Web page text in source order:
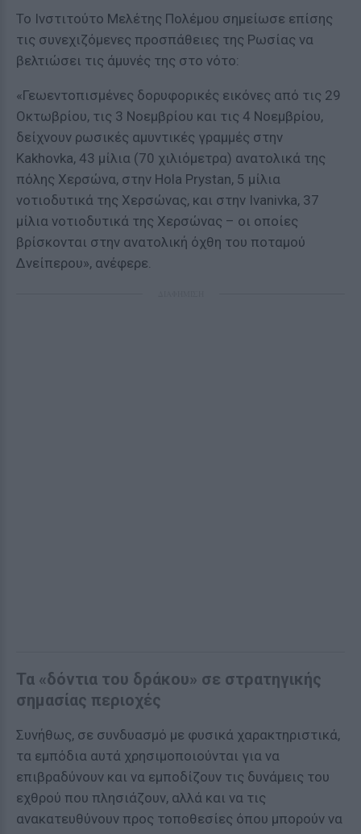
Το Ινστιτούτο Μελέτης Πολέμου σημείωσε επίσης
τις συνεχιζόμενες προσπάθειες της Ρωσίας να
βελτιώσει τις άμυνές της στο νότο:
«Γεωεντοπισμένες δορυφορικές εικόνες από τις 29
Οκτωβρίου, τις 3 Νοεμβρίου και τις 4 Νοεμβρίου,
δείχνουν ρωσικές αμυντικές γραμμές στην
Kakhovka, 43 μίλια (70 χιλιόμετρα) ανατολικά της
πόλης Χερσώνα, στην Hola Prystan, 5 μίλια
νοτιοδυτικά της Χερσώνας, και στην Ivanivka, 37
μίλια νοτιοδυτικά της Χερσώνας – οι οποίες
βρίσκονται στην ανατολική όχθη του ποταμού
Δνείπερου», ανέφερε.
Τα «δόντια του δράκου» σε στρατηγικής
σημασίας περιοχές
Συνήθως, σε συνδυασμό με φυσικά χαρακτηριστικά,
τα εμπόδια αυτά χρησιμοποιούνται για να
επιβραδύνουν και να εμποδίζουν τις δυνάμεις του
εχθρού που πλησιάζουν, αλλά και να τις
ανακατευθύνουν προς τοποθεσίες όπου μπορούν να